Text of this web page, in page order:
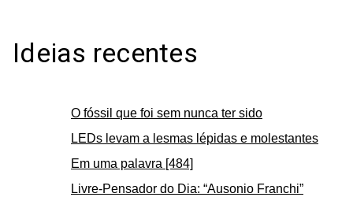
Ideias recentes
O fóssil que foi sem nunca ter sido
LEDs levam a lesmas lépidas e molestantes
Em uma palavra [484]
Livre-Pensador do Dia: “Ausonio Franchi”